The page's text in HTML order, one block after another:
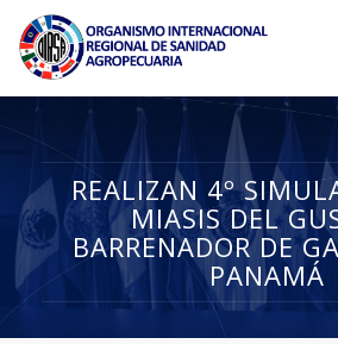
REALIZAN 4º
MIASIS DEL
BARRENADOR DE
PANAMÁ